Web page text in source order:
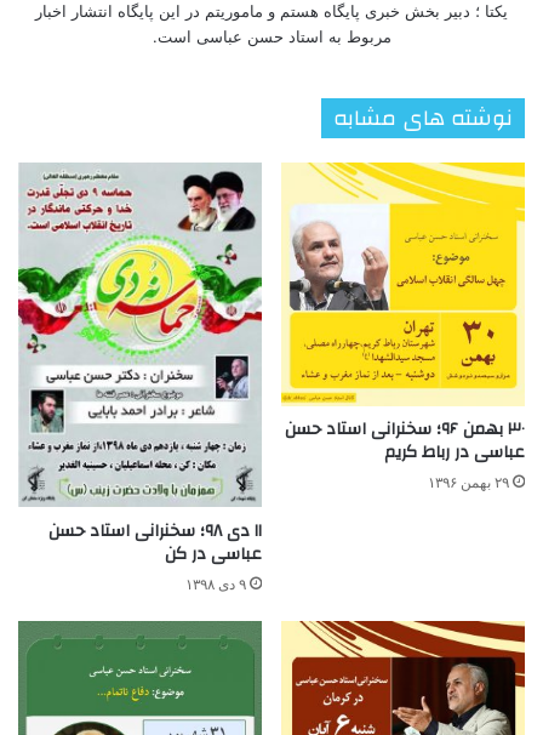
یکتا ؛ دبیر بخش خبری پایگاه هستم و ماموریتم در این پایگاه انتشار اخبار
مربوط به استاد حسن عباسی است.
نوشته های مشابه
۳۰ بهمن ۹۶؛ سخنرانی استاد حسن
عباسی در رباط کریم
۲۹ بهمن ۱۳۹۶
۱۱ دی ۹۸؛ سخنرانی استاد حسن
عباسی در کن
۹ دی ۱۳۹۸